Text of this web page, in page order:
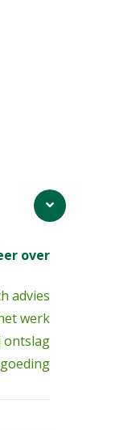
over
advies
werk
ontslag